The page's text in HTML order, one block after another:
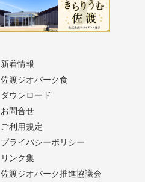
新着情報
佐渡ジオパーク食
ダウンロード
お問合せ
ご利用規定
プライバシーポリシー
リンク集
佐渡ジオパーク推進協議会